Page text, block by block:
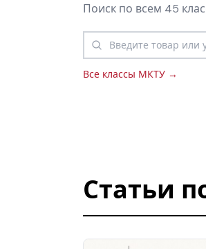
Поиск по всем 45
Все классы МКТУ →
Статьи